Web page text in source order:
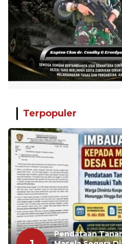
Terpopuler
Pendataan